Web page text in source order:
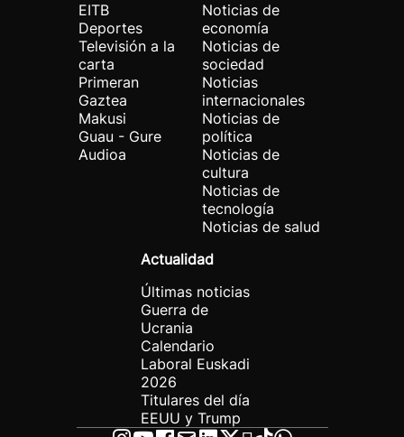
EITB
Deportes
Televisión a la
carta
Primeran
Gaztea
Makusi
Guau - Gure
Audioa
Noticias de
economía
Noticias de
sociedad
Noticias
internacionales
Noticias de
política
Noticias de
cultura
Noticias de
tecnología
Noticias de salud
Actualidad
Últimas noticias
Guerra de
Ucrania
Calendario
Laboral Euskadi
2026
Titulares del día
EEUU y Trump